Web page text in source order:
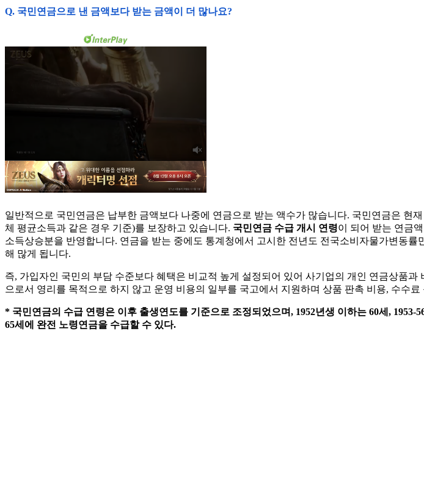
Q. 국민연금으로 낸 금액보다 받는 금액이 더 많나요?
일반적으로 국민연금은 납부한 금액보다 나중에 연금으로 받는 액수가 많습니다. 국민연금은 현
체 평균소득과 같은 경우 기준)를 보장하고 있습니다. 국민연금 수급 개시 연령이 되어 받는 연금
소득상승분을 반영합니다. 연금을 받는 중에도 통계청에서 고시한 전년도 전국소비자물가변동
해 많게 됩니다.
즉, 가입자인 국민의 부담 수준보다 혜택은 비교적 높게 설정되어 있어 사기업의 개인 연금상품
으로서 영리를 목적으로 하지 않고 운영 비용의 일부를 국고에서 지원하며 상품 판촉 비용, 수수
* 국민연금의 수급 연령은 이후 출생연도를 기준으로 조정되었으며, 1952년생 이하는 60세, 1953-
65세에 완전 노령연금을 수급할 수 있다.